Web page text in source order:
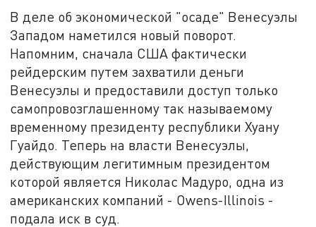
В деле об экономической "осаде" Венесуэлы
Западом наметился новый поворот.
Напомним, сначала США фактически
рейдерским путем захватили деньги
Венесуэлы и предоставили доступ только
самопровозглашенному так называемому
временному президенту республики Хуану
Гуайдо. Теперь на власти Венесуэлы,
действующим легитимным президентом
которой является Николас Мадуро, одна из
американских компаний - Owens-Illinois -
подала иск в суд.